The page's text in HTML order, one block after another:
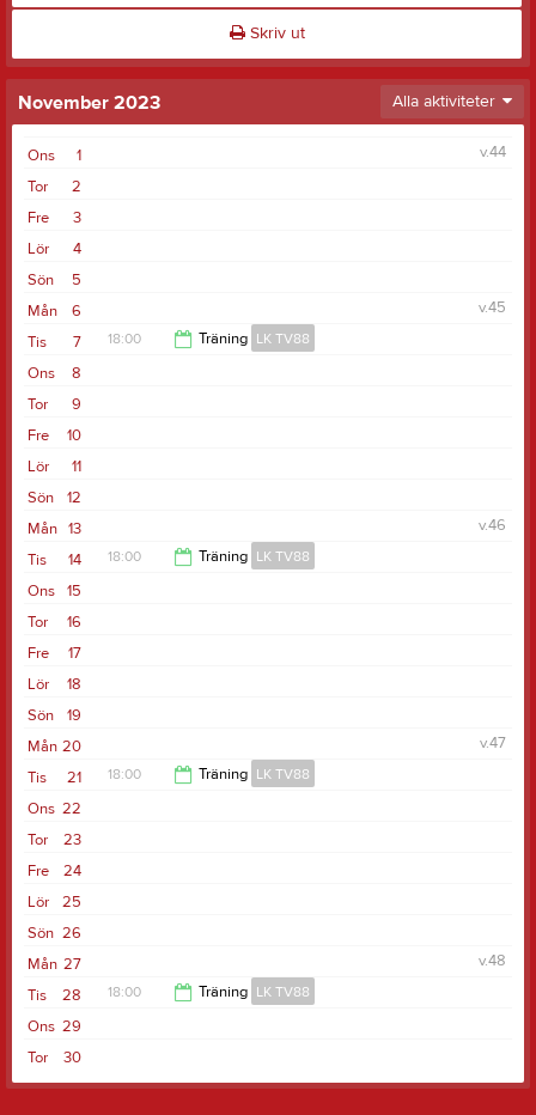
Skriv ut
November 2023 Alla aktiviteter
1
Ons
v.44
2
Tor
3
Fre
4
Lör
5
Sön
6
Mån
v.45
7
Tis 18:00 Träning LK TV88
8
Ons
9
Tor
10
Fre
11
Lör
12
Sön
13
Mån
v.46
14
Tis 18:00 Träning LK TV88
15
Ons
16
Tor
17
Fre
18
Lör
19
Sön
20
Mån
v.47
21
Tis 18:00 Träning LK TV88
22
Ons
23
Tor
24
Fre
25
Lör
26
Sön
27
Mån
v.48
28
Tis 18:00 Träning LK TV88
29
Ons
30
Tor